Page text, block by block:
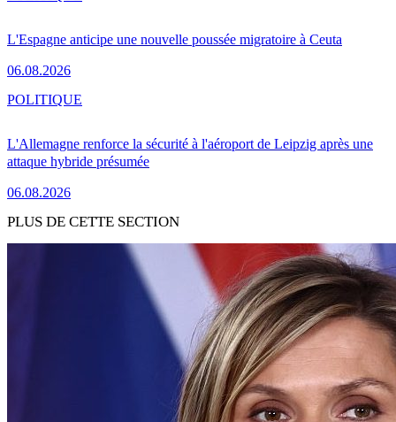
L'Espagne anticipe une nouvelle poussée migratoire à Ceuta
06.08.2026
L'Allemagne renforce la sécurité à l'aéroport de Leipzig après une
attaque hybride présumée
06.08.2026
POLITIQUE
PLUS DE CETTE SECTION